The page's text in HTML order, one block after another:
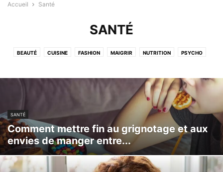
Accueil Santé
SANTÉ
BEAUTÉ CUISINE FASHION MAIGRIR NUTRITION PSYCHO
SANTÉ
Comment mettre fin au grignotage et aux
envies de manger entre...